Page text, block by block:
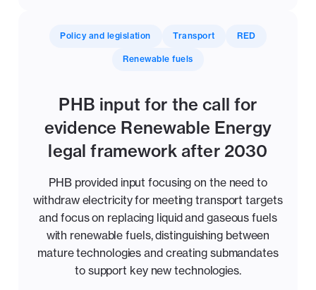
Policy and legislation Transport RED
Renewable fuels
PHB input for the call for
evidence Renewable Energy
legal framework after 2030
PHB provided input focusing on the need to
withdraw electricity for meeting transport targets
and focus on replacing liquid and gaseous fuels
with renewable fuels, distinguishing between
mature technologies and creating submandates
to support key new technologies.